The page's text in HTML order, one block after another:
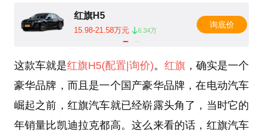
红旗H5
15.98-21.58万元 6.34万
询底价
这款车就是红旗H5(配置|询价)。红旗 ，确实是一个
豪华品牌，而且是一个国产豪华品牌，在电动汽车
崛起之前，红旗汽车就已经崭露头角了，当时它的
年销量比凯迪拉克都高。这么来看的话，红旗汽车